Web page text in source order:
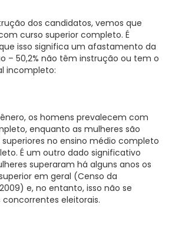
dos candidatos, vemos que
curso superior completo. É
isso significa um afastamento da
– 50,2% não têm instrução ou tem o
incompleto:
os homens prevalecem com
enquanto as mulheres são
no ensino médio completo
É um outro dado significativo
superaram há alguns anos os
em geral (Censo da
e, no entanto, isso não se
eleitorais.